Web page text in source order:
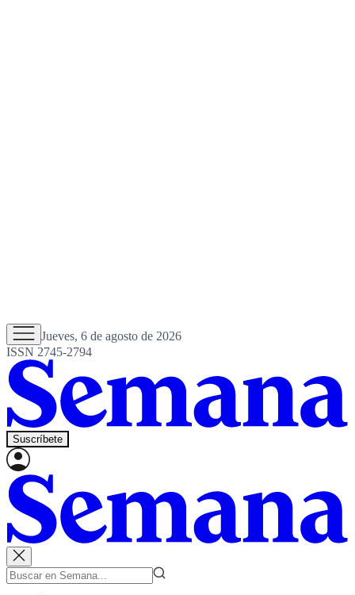
Jueves, 6 de agosto de 2026
ISSN 2745-2794
Suscríbete